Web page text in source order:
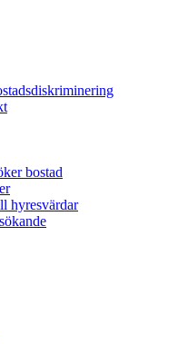
bostad
hyresvärdar